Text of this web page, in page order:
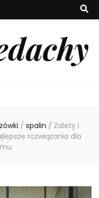
/ spalin / Zalety i
rozwiązania dla